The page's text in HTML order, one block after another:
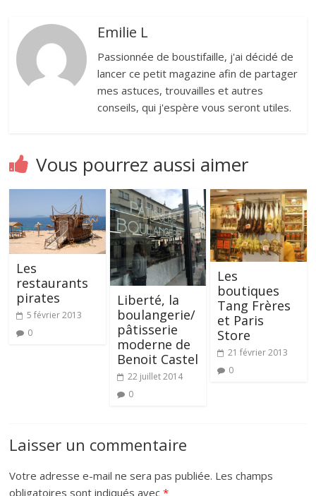
Emilie L
Passionnée de boustifaille, j'ai décidé de
lancer ce petit magazine afin de partager
mes astuces, trouvailles et autres
conseils, qui j'espère vous seront utiles.
Vous pourrez aussi aimer
Les
restaurants
pirates
5 février 2013
0
Liberté, la
boulangerie/
pâtisserie
moderne de
Benoit Castel
22 juillet 2014
0
Les
boutiques
Tang Frères
et Paris
Store
21 février 2013
0
Laisser un commentaire
Votre adresse e-mail ne sera pas publiée. Les champs
obligatoires sont indiqués avec*